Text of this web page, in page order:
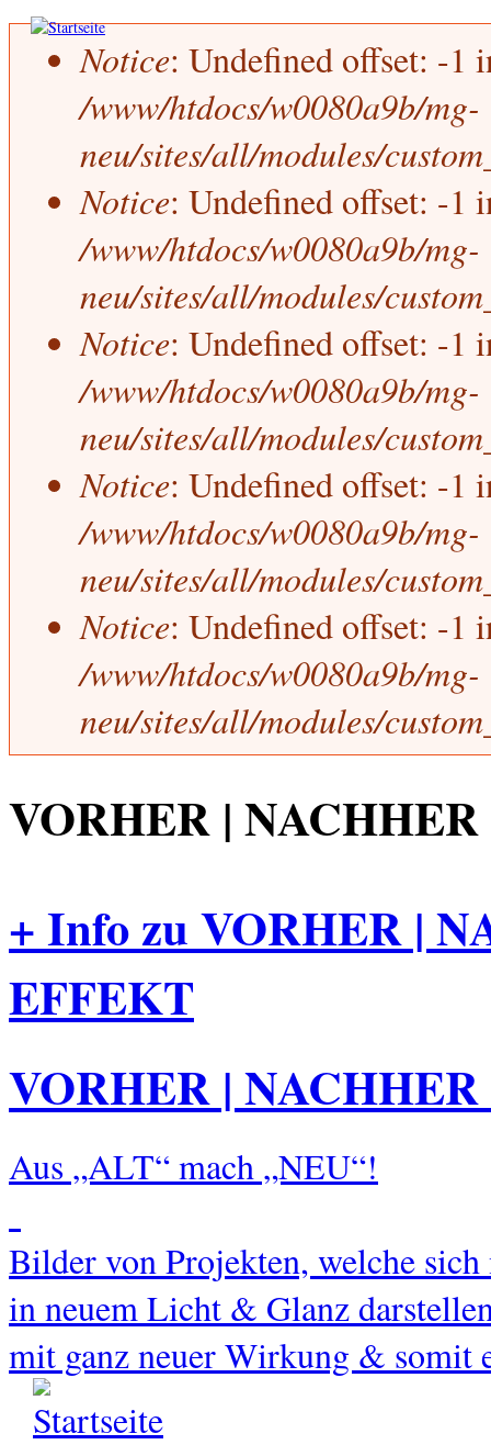
Direkt zum Inhalt
Fehlermeldung
Notice: Undefined offset: -1
/www/htdocs/w0080a9b/mg-
neu/sites/all/modules/
Notice: Undefined offset: -1
/www/htdocs/w0080a9b/mg-
neu/sites/all/modules/
Notice: Undefined offset: -1
/www/htdocs/w0080a9b/mg-
neu/sites/all/modules/
Notice: Undefined offset: -1
/www/htdocs/w0080a9b/mg-
neu/sites/all/modules/
Notice: Undefined offset: -1
/www/htdocs/w0080a9b/mg-
neu/sites/all/modules/
VORHER |
+ Info zu VORHER |
EFFEKT
VORHER |
Aus „ALT“ mach „NEU“!
Bilder von Projekten, welche sich
in neuem Licht & Glanz
mit ganz neuer Wirkung & somit